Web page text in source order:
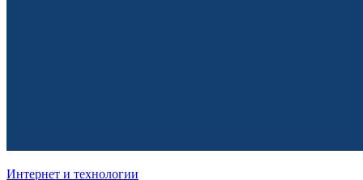
Интернет и технологии